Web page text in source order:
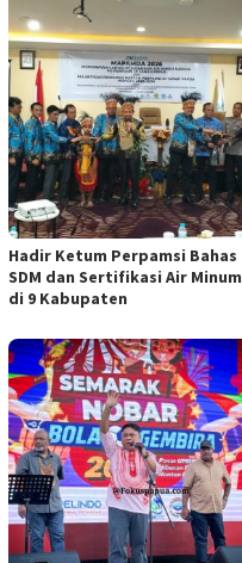
Hadir Ketum Perpamsi Bahas
SDM dan Sertifikasi Air Minum
di 9 Kabupaten